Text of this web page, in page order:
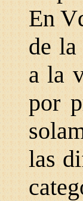
En
de la
a la
por
las